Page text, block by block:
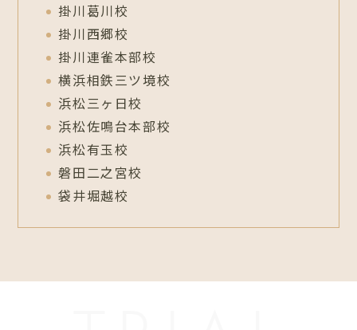
掛川葛川校
掛川西郷校
掛川連雀本部校
横浜相鉄三ツ境校
浜松三ヶ日校
浜松佐鳴台本部校
浜松有玉校
磐田二之宮校
袋井堀越校